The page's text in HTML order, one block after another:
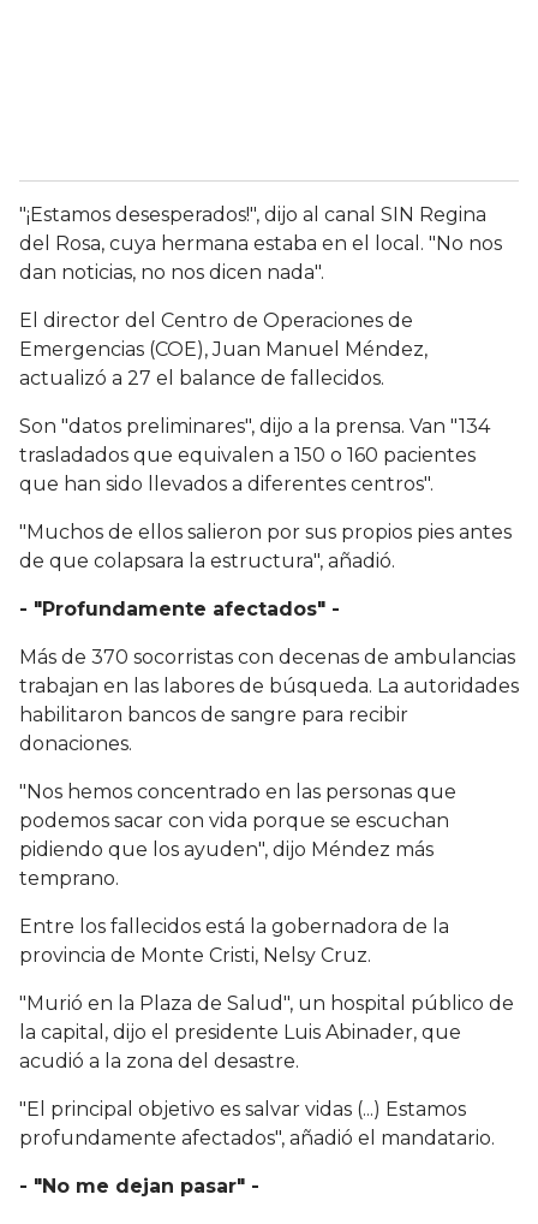
"¡Estamos desesperados!", dijo al canal SIN Regina
del Rosa, cuya hermana estaba en el local. "No nos
dan noticias, no nos dicen nada".
El director del Centro de Operaciones de
Emergencias (COE), Juan Manuel Méndez,
actualizó a 27 el balance de fallecidos.
Son "datos preliminares", dijo a la prensa. Van "134
trasladados que equivalen a 150 o 160 pacientes
que han sido llevados a diferentes centros".
"Muchos de ellos salieron por sus propios pies antes
de que colapsara la estructura", añadió.
- "Profundamente afectados" -
Más de 370 socorristas con decenas de ambulancias
trabajan en las labores de búsqueda. La autoridades
habilitaron bancos de sangre para recibir
donaciones.
"Nos hemos concentrado en las personas que
podemos sacar con vida porque se escuchan
pidiendo que los ayuden", dijo Méndez más
temprano.
Entre los fallecidos está la gobernadora de la
provincia de Monte Cristi, Nelsy Cruz.
"Murió en la Plaza de Salud", un hospital público de
la capital, dijo el presidente Luis Abinader, que
acudió a la zona del desastre.
"El principal objetivo es salvar vidas (...) Estamos
profundamente afectados", añadió el mandatario.
- "No me dejan pasar" -